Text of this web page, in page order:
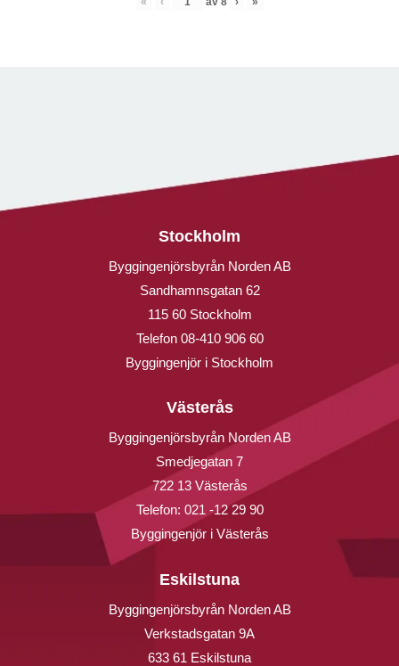
Stockholm
Byggingenjörsbyrån Norden AB
Sandhamnsgatan 62
115 60 Stockholm
Telefon 08-410 906 60
Byggingenjör i Stockholm
Västerås
Byggingenjörsbyrån Norden AB
Smedjegatan 7
722 13 Västerås
Telefon: 021 -12 29 90
Byggingenjör i Västerås
Eskilstuna
Byggingenjörsbyrån Norden AB
Verkstadsgatan 9A
633 61 Eskilstuna